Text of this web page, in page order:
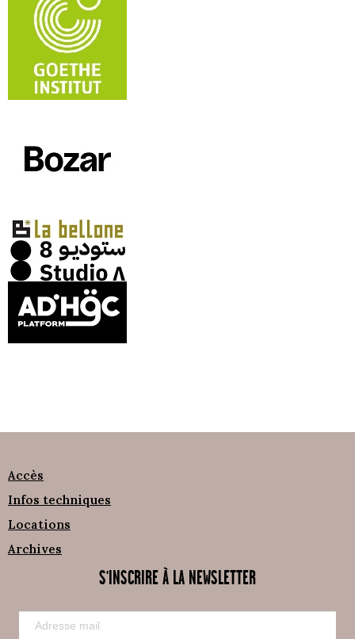
Accès
Infos techniques
Locations
Archives
S'INSCRIRE À LA NEWSLETTER